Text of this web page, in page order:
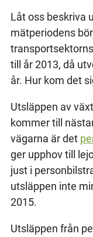
Låt oss beskriva
mätperiodens
till år 2013, då
år. Hur kom det
Utsläppen av
kommer till
vägarna är det
ger upphov till
just i
utsläppen inte
2015.
Utsläppen från